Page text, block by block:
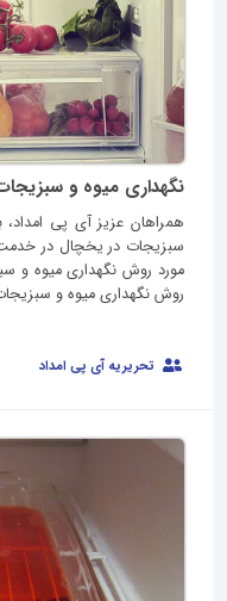
نگهداری میوه و
همراهان عزیز آی پی امداد،
سبزیجات در یخچال در
مورد روش نگهداری میوه و
روش نگهداری میوه و
تحریریه آی پی امداد